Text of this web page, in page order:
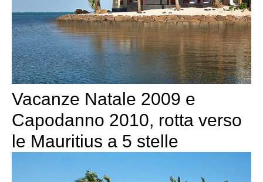
Vacanze Natale 2009 e
Capodanno 2010, rotta verso
le Mauritius a 5 stelle